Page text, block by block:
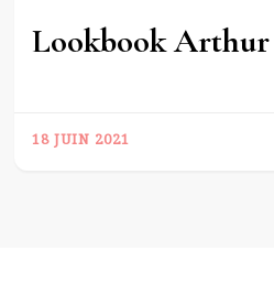
Lookbook Arthur
18 JUIN 2021